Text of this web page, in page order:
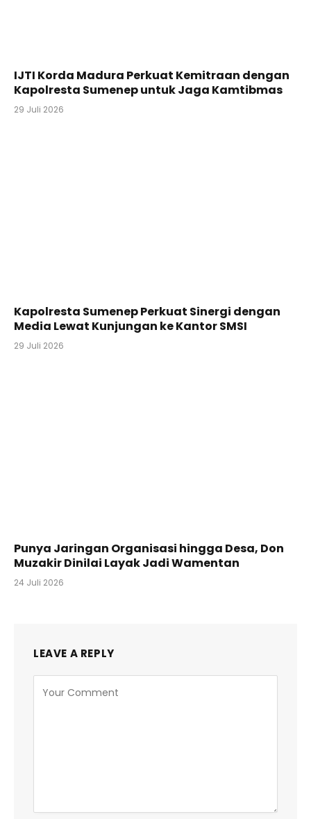
IJTI Korda Madura Perkuat Kemitraan dengan
Kapolresta Sumenep untuk Jaga Kamtibmas
29 Juli 2026
Kapolresta Sumenep Perkuat Sinergi dengan
Media Lewat Kunjungan ke Kantor SMSI
29 Juli 2026
Punya Jaringan Organisasi hingga Desa, Don
Muzakir Dinilai Layak Jadi Wamentan
24 Juli 2026
LEAVE A REPLY